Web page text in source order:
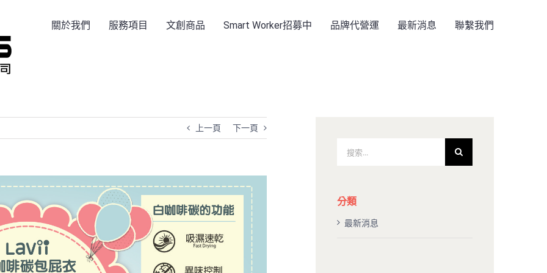
關於我們 服務項目 文創商品 Smart Worker招募中 品牌代營運 最新消息 聯繫我們
上一頁 下一頁
果：
分類
最新消息